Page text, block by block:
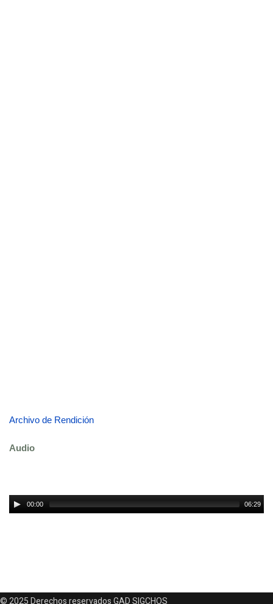
Archivo de Rendición
Audio
00:00 06:29
© 2025 Derechos reservados GAD SIGCHOS